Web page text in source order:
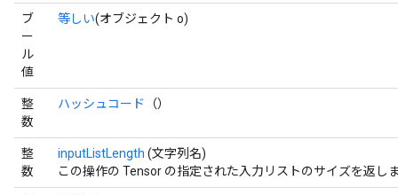
ブ
ー
ル
値
等しい(オブジェクト o)
整
数
ハッシュコード （）
整
数
inputListLength (文字列名)
この操作の Tensor の指定された入力リストのサイズを返し